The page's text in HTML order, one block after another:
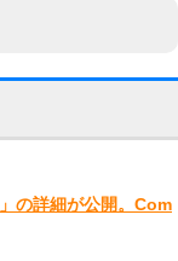
の詳細が公開。Com